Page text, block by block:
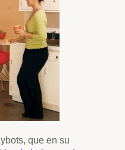
que en su